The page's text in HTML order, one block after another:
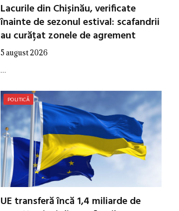
Lacurile din Chișinău, verificate
înainte de sezonul estival: scafandrii
au curățat zonele de agrement
5 august 2026
…
POLITICĂ
UE transferă încă 1,4 miliarde de